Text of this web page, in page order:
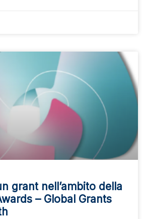
grant nell’ambito della
– Global Grants